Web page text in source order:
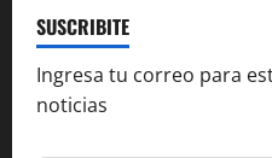
SUSCRIBITE
Ingresa tu correo para
noticias